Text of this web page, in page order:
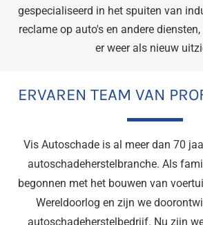
gespecialiseerd in het spuiten van
reclame op auto's en andere
er weer als nieuw
ERVAREN TEAM VAN
Vis Autoschade is al meer dan 70
autoschadeherstelbranche. Als
begonnen met het bouwen van
Wereldoorlog en zijn we
autoschadeherstelbedrijf. Nu zijn